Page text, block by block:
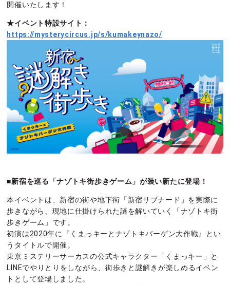
開催いたします！
★イベント特設サイト：
https://mysterycircus.jp/s/kumakeynazo/
■新宿を巡る「ナゾトキ街歩きゲーム」が装い新たに登場！
本イベントは、新宿の街や地下街「新宿サブナード」を実際に
歩きながら、現地に仕掛けられた謎を解いていく「ナゾトキ街
歩きゲーム」です。
初演は2020年に『くまっキーとナゾトキバーゲン大作戦』とい
うタイトルで開催。
東京ミステリーサーカスの公式キャラクター「くまっキー」と
LINEでやりとりをしながら、街歩きと謎解きが楽しめるイベン
トとして登場しました。